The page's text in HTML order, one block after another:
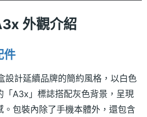
外觀介紹
件
設計延續品牌的簡約風格，以白色
「A3x」標誌搭配灰色背景，呈現
。包裝內除了手機本體外，還包含